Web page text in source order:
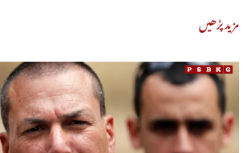
مزید پڑھیں